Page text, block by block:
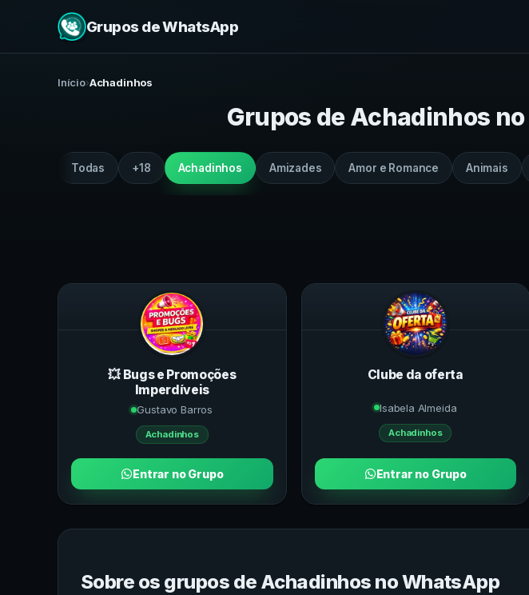
Grupos de WhatsApp
Início›Achadinhos
Grupos deAchadinhos no
Todas +18 Achadinhos Amizades Amor e Romance Animais
💥 Bugs e Promoções
Imperdíveis
Gustavo Barros
Achadinhos
Entrar no Grupo
Clube da oferta
Isabela Almeida
Achadinhos
Entrar no Grupo
Sobre os grupos de Achadinhos noWhatsApp